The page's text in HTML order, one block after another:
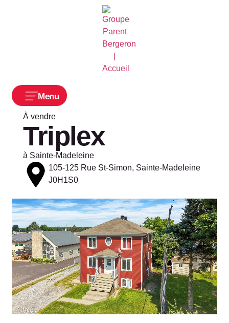
Menu
À vendre
Triplex
à Sainte-Madeleine
105-125 Rue St-Simon, Sainte-Madeleine
J0H1S0